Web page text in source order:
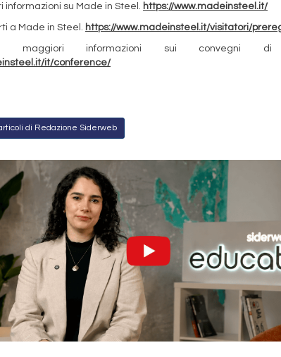
informazioni su Made in Steel. https://www.madeinsteel.it/
a Made in Steel. https://www.madeinsteel.it/visitatori/
maggiori informazioni sui convegni
it/conference/
di Redazione Siderweb